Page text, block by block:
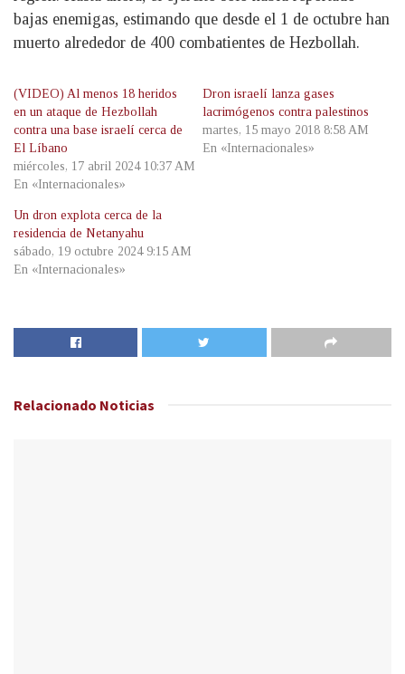
bajas enemigas, estimando que desde el 1 de octubre han
muerto alrededor de 400 combatientes de Hezbollah.
(VIDEO) Al menos 18 heridos
en un ataque de Hezbollah
contra una base israelí cerca de
El Líbano
miércoles, 17 abril 2024 10:37 AM
En «Internacionales»
Dron israelí lanza gases
lacrimógenos contra palestinos
martes, 15 mayo 2018 8:58 AM
En «Internacionales»
Un dron explota cerca de la
residencia de Netanyahu
sábado, 19 octubre 2024 9:15 AM
En «Internacionales»
Relacionado Noticias